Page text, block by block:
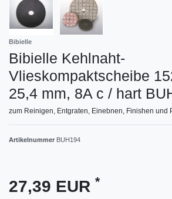
Bibielle
Bibielle Kehlnaht-
Vlieskompaktscheibe
25,4 mm, 8A c / hart
zum Reinigen, Entgraten, Einebnen, Finishen und
Artikelnummer BUH194
27,39 EUR *